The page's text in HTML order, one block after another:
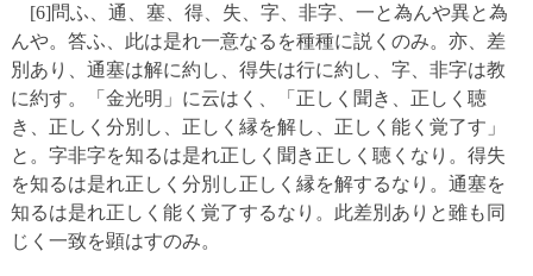
[6]問ふ、通、塞、得、失、字、非字、一と為んや異と為
んや。答ふ、此は是れ一意なるを種種に説くのみ。亦、差
別あり、通塞は解に約し、得失は行に約し、字、非字は教
に約す。「金光明」に云はく、「正しく聞き、正しく聴
き、正しく分別し、正しく縁を解し、正しく能く覚了す」
と。字非字を知るは是れ正しく聞き正しく聴くなり。得失
を知るは是れ正しく分別し正しく縁を解するなり。通塞を
知るは是れ正しく能く覚了するなり。此差別ありと雖も同
じく一致を顕はすのみ。